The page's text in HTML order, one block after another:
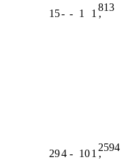
15- - 1 1
813
ʼ
294 - 101
2594
ʼ